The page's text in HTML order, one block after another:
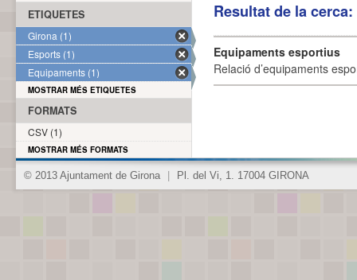
Resultat de la
Equipaments esportius
Relació d’equipaments
ETIQUETES
Girona (1)
Esports (1)
Equipaments (1)
MOSTRAR MÉS ETIQUETES
FORMATS
CSV (1)
MOSTRAR MÉS FORMATS
© 2013 Ajuntament de Girona Pl. del Vi, 1. 17004 GIRONA